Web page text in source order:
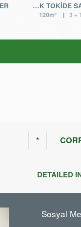
EPA UĞURDAN METEK TOKİDE SATILIK GÜNEY CEPHELİ 3+1 DAİRE
120m² 3 + 1
*
DETAILED
Sosyal